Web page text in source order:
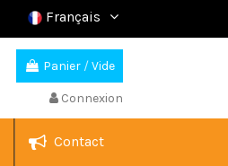
Français
Panier /Vide
Connexion
Contact